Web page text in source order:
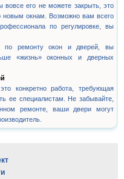
вовсе его не можете закрыть, это
новым окнам. Возможно вам всего
по регулировке, вы
по ремонту окон и дверей, вы
«жизнь» оконных и дверных
конкретно работа, требующая
ее специалистам. Не забывайте,
ремонте, ваши двери могут